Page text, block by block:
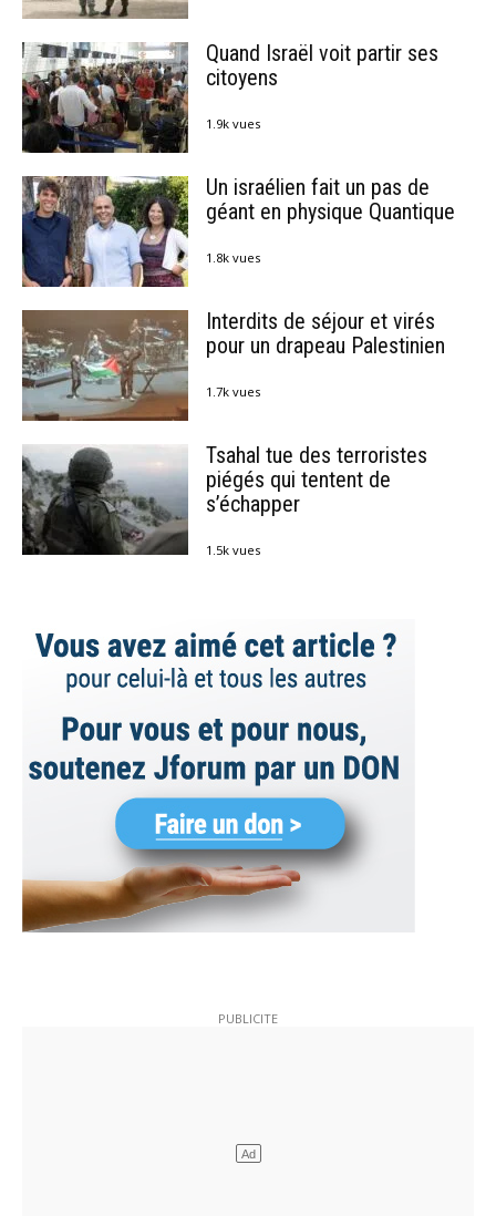
Quand Israël voit partir ses
citoyens
1.9k vues
Un israélien fait un pas de
géant en physique Quantique
1.8k vues
Interdits de séjour et virés
pour un drapeau Palestinien
1.7k vues
Tsahal tue des terroristes
piégés qui tentent de
s’échapper
1.5k vues